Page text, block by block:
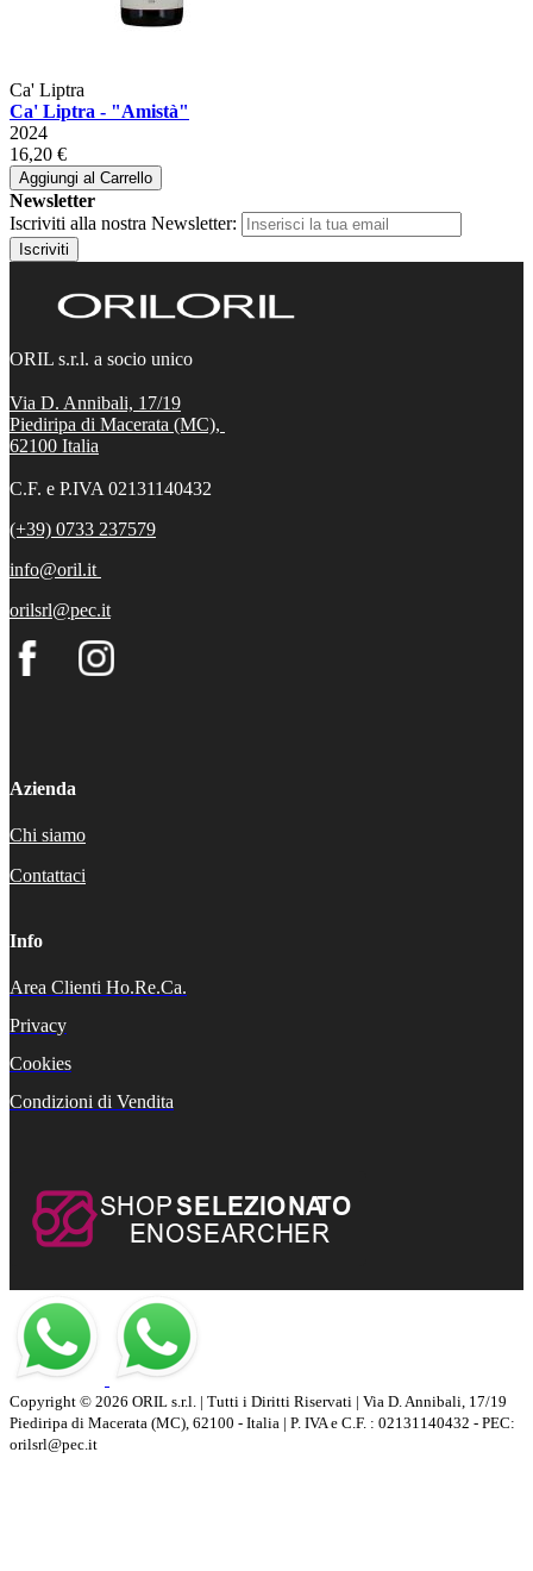
Ca' Liptra
Ca' Liptra - "Amistà"
2024
16,20 €
Aggiungi al Carrello
Newsletter
Iscriviti alla nostra Newsletter:
Iscriviti
ORIL s.r.l. a socio unico
Via D. Annibali, 17/19
Piediripa di Macerata (MC),
62100 Italia
C.F. e P.IVA 02131140432
(+39) 0733 237579
info@oril.it
orilsrl@pec.it
Azienda
Chi siamo
Contattaci
Info
Area Clienti Ho.Re.Ca.
Privacy
Cookies
Condizioni di Vendita
Copyright © 2026 ORIL s.r.l. | Tutti i Diritti Riservati | Via D. Annibali, 17/19
Piediripa di Macerata (MC), 62100 - Italia | P. IVA e C.F. : 02131140432 - PEC:
orilsrl@pec.it